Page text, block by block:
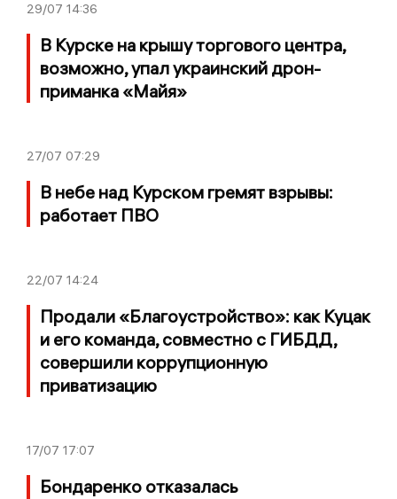
29/07 14:36
В Курске на крышу торгового центра,
возможно, упал украинский дрон-
приманка «Майя»
27/07 07:29
В небе над Курском гремят взрывы:
работает ПВО
22/07 14:24
Продали «Благоустройство»: как Куцак
и его команда, совместно с ГИБДД,
совершили коррупционную
приватизацию
17/07 17:07
Бондаренко отказалась